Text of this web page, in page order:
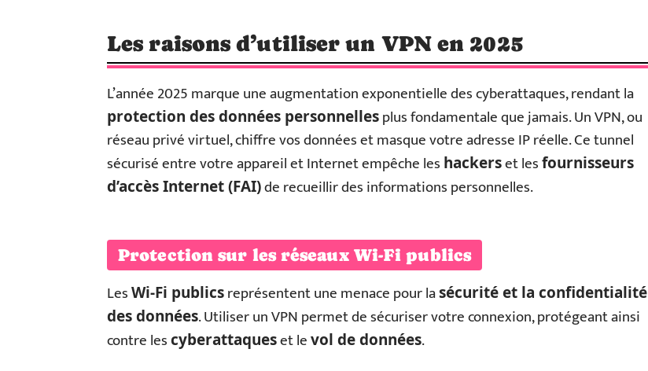
Les raisons d’utiliser un VPN en 2025
L’année 2025 marque une augmentation exponentielle des cyberattaques, rendant la
protection des données personnellesplus fondamentale que jamais. Un VPN, ou
réseau privé virtuel, chiffre vos données et masque votre adresse IP réelle. Ce tunnel
sécurisé entre votre appareil et Internet empêche les hackerset lesfournisseurs
d’accès Internet (FAI)de recueillir des informations personnelles.
Protection sur les réseaux Wi-Fi publics
LesWi-Fi publicsreprésentent une menace pour lasécurité et la confidentialité
des données. Utiliser un VPN permet de sécuriser votre connexion, protégeant ainsi
contre lescyberattaqueset levol de données.